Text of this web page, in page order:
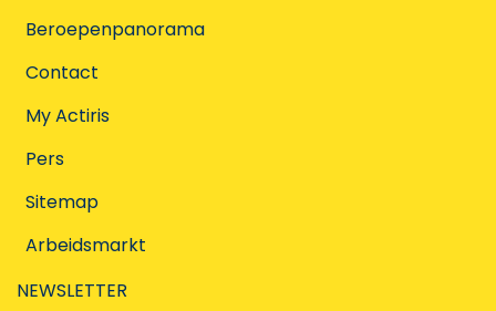
Beroepenpanorama
Contact
My Actiris
Pers
Sitemap
Arbeidsmarkt
NEWSLETTER